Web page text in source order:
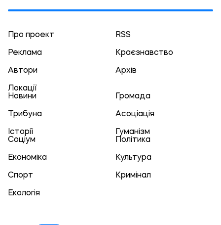
Про проект RSS
Реклама Краєзнавство
Автори Архів
Локації
Новини
Громада
Трибуна Асоціація
Історії
Гуманізм
Соціум
Політика
Економіка Культура
Спорт Кримінал
Екологія